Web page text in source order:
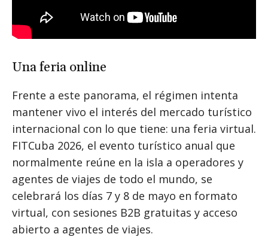
Una feria online
Frente a este panorama, el régimen intenta
mantener vivo el interés del mercado turístico
internacional con lo que tiene: una feria virtual.
FITCuba 2026, el evento turístico anual que
normalmente reúne en la isla a operadores y
agentes de viajes de todo el mundo, se
celebrará los días 7 y 8 de mayo en formato
virtual, con sesiones B2B gratuitas y acceso
abierto a agentes de viajes.